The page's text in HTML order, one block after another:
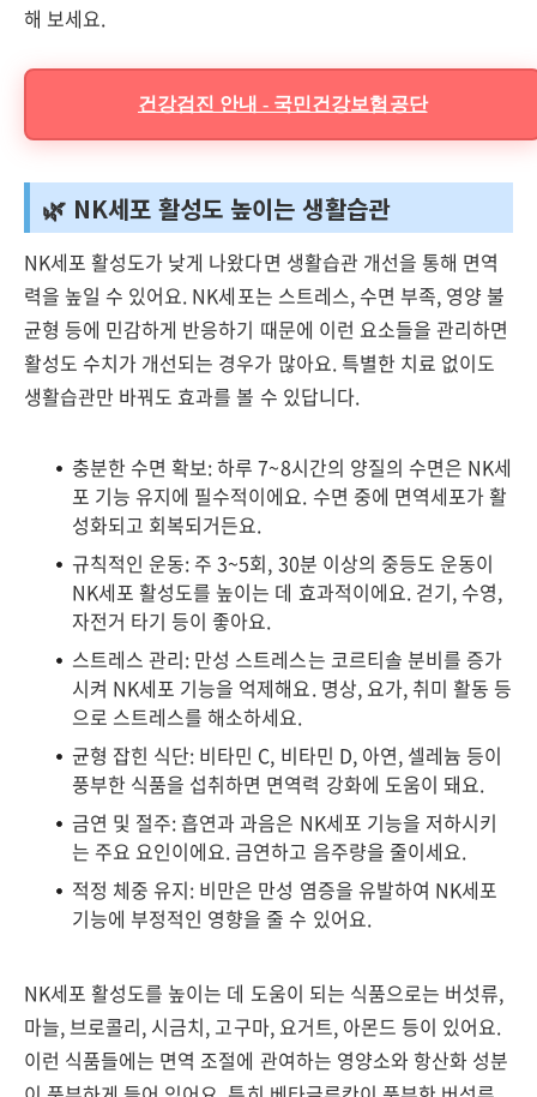
해 보세요.
건강검진 안내 - 국민건강보험공단
🌿 NK세포 활성도 높이는 생활습관
NK세포 활성도가 낮게 나왔다면 생활습관 개선을 통해 면역
력을 높일 수 있어요. NK세포는 스트레스, 수면 부족, 영양 불
균형 등에 민감하게 반응하기 때문에 이런 요소들을 관리하면
활성도 수치가 개선되는 경우가 많아요. 특별한 치료 없이도
생활습관만 바꿔도 효과를 볼 수 있답니다.
충분한 수면 확보: 하루 7~8시간의 양질의 수면은 NK세
포 기능 유지에 필수적이에요. 수면 중에 면역세포가 활
성화되고 회복되거든요.
규칙적인 운동: 주 3~5회, 30분 이상의 중등도 운동이
NK세포 활성도를 높이는 데 효과적이에요. 걷기, 수영,
자전거 타기 등이 좋아요.
스트레스 관리: 만성 스트레스는 코르티솔 분비를 증가
시켜 NK세포 기능을 억제해요. 명상, 요가, 취미 활동 등
으로 스트레스를 해소하세요.
균형 잡힌 식단: 비타민 C, 비타민 D, 아연, 셀레늄 등이
풍부한 식품을 섭취하면 면역력 강화에 도움이 돼요.
금연 및 절주: 흡연과 과음은 NK세포 기능을 저하시키
는 주요 요인이에요. 금연하고 음주량을 줄이세요.
적정 체중 유지: 비만은 만성 염증을 유발하여 NK세포
기능에 부정적인 영향을 줄 수 있어요.
NK세포 활성도를 높이는 데 도움이 되는 식품으로는 버섯류,
마늘, 브로콜리, 시금치, 고구마, 요거트, 아몬드 등이 있어요.
이런 식품들에는 면역 조절에 관여하는 영양소와 항산화 성분